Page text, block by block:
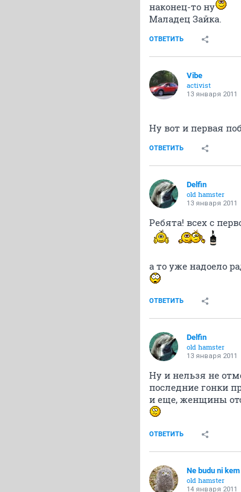
наконец-то ну
Маладец Зайка.
ОТВЕТИТЬ
Vibe
activist
13 января 2011
Ну вот и первая
ОТВЕТИТЬ
Delfin
old hamster
13 января 2011
Ребята! всех с
а то уже надоело
ОТВЕТИТЬ
Delfin
old hamster
13 января 2011
Ну и нельзя не
последние гонки
и еще, женщины
ОТВЕТИТЬ
Ne budu ni kem
old hamster
14 января 2011